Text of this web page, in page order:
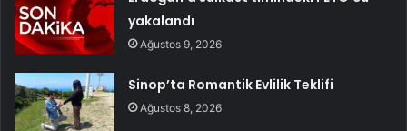
yakalandı
Ağustos 9, 2026
Sinop’ta Romantik Evlilik Teklifi
Ağustos 8, 2026